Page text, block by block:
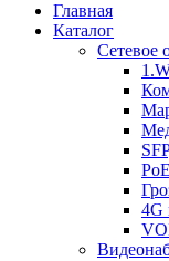
Главная
Каталог
Сетевое
PoE
4G